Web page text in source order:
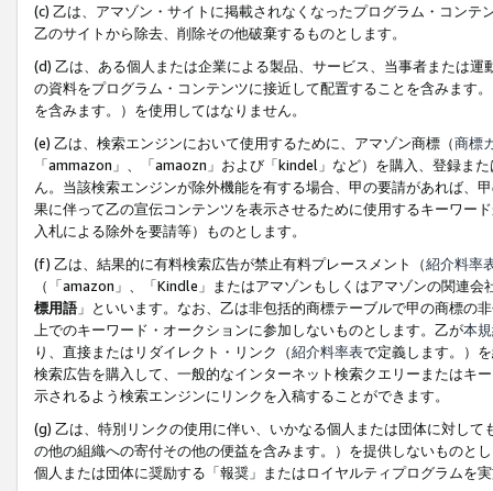
(c) 乙は、アマゾン・サイトに掲載されなくなったプログラム・コン
乙のサイトから除去、削除その他破棄するものとします。
(d) 乙は、ある個人または企業による製品、サービス、当事者または
の資料をプログラム・コンテンツに接近して配置することを含みます
を含みます。）を使用してはなりません。
(e) 乙は、検索エンジンにおいて使用するために、アマゾン商標（商標
「ammazon」、「amaozn」および「kindel」など）を購入、登録ま
ん。当該検索エンジンが除外機能を有する場合、甲の要請があれば、
果に伴って乙の宣伝コンテンツを表示させるために使用するキーワー
入札による除外を要請等）ものとします。
(f) 乙は、結果的に有料検索広告が禁止有料プレースメント（紹介料率
（「amazon」、「Kindle」またはアマゾンもしくはアマゾンの関連
標用語」といいます。なお、乙は非包括的商標テーブルで甲の商標の
上でのキーワード・オークションに参加しないものとします。乙が本
り、直接またはリダイレクト・リンク（紹介料率表で定義します。）
検索広告を購入して、一般的なインターネット検索クエリーまたはキ
示されるよう検索エンジンにリンクを入稿することができます。
(g) 乙は、特別リンクの使用に伴い、いかなる個人または団体に対し
の他の組織への寄付その他の便益を含みます。）を提供しないものと
個人または団体に奨励する「報奨」またはロイヤルティプログラムを